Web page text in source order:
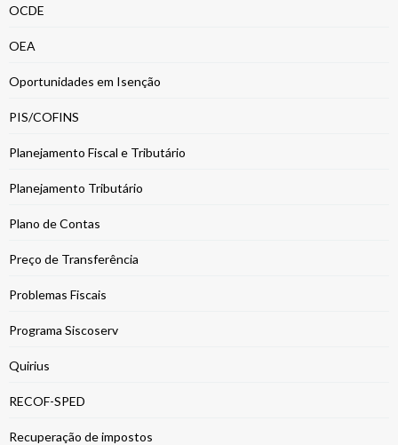
OCDE
OEA
Oportunidades em Isenção
PIS/COFINS
Planejamento Fiscal e Tributário
Planejamento Tributário
Plano de Contas
Preço de Transferência
Problemas Fiscais
Programa Siscoserv
Quirius
RECOF-SPED
Recuperação de impostos